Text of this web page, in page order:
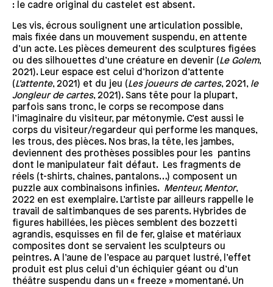
: le cadre original du castelet est absent.
Les vis, écrous soulignent une articulation possible,
mais fixée dans un mouvement suspendu, en attente
d’un acte. Les pièces demeurent des sculptures figées
ou des silhouettes d’une créature en devenir (Le Golem,
2021). Leur espace est celui d’horizon d’attente
(L’attente, 2021) et du jeu (Les joueurs de cartes, 2021, le
Jongleur de cartes, 2021). Sans tête pour la plupart,
parfois sans tronc, le corps se recompose dans
l’imaginaire du visiteur, par métonymie. C’est aussi le
corps du visiteur/regardeur qui performe les manques,
les trous, des pièces. Nos bras, la tête, les jambes,
deviennent des prothèses possibles pour les pantins
dont le manipulateur fait défaut. Les fragments de
réels (t-shirts, chaines, pantalons…) composent un
puzzle aux combinaisons infinies. Menteur, Mentor,
2022 en est exemplaire. L’artiste par ailleurs rappelle le
travail de saltimbanques de ses parents. Hybrides de
figures habillées, les pièces semblent des bozzetti
agrandis, esquisses en fil de fer, glaise et matériaux
composites dont se servaient les sculpteurs ou
peintres. A l’aune de l’espace au parquet lustré, l’effet
produit est plus celui d’un échiquier géant ou d’un
théâtre suspendu dans un « freeze » momentané. Un